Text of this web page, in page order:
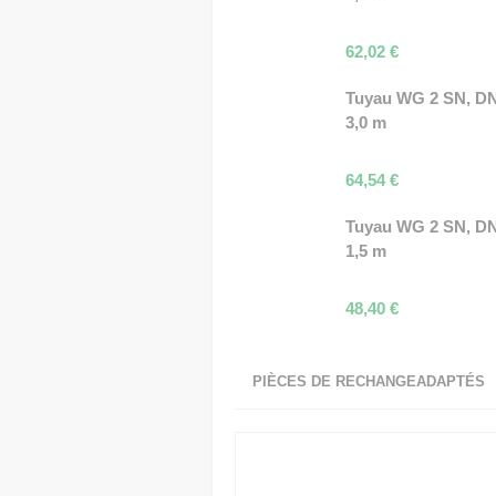
62,02€
Tuyau WG 2 SN,
3,0 m
64,54€
Tuyau WG 2 SN,
1,5 m
48,40€
PIÈCES DE RECHANGEADAPTÉS